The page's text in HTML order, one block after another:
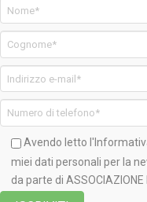
Avendo letto
miei dati personali per la
da parte di ASSOCIAZIONE